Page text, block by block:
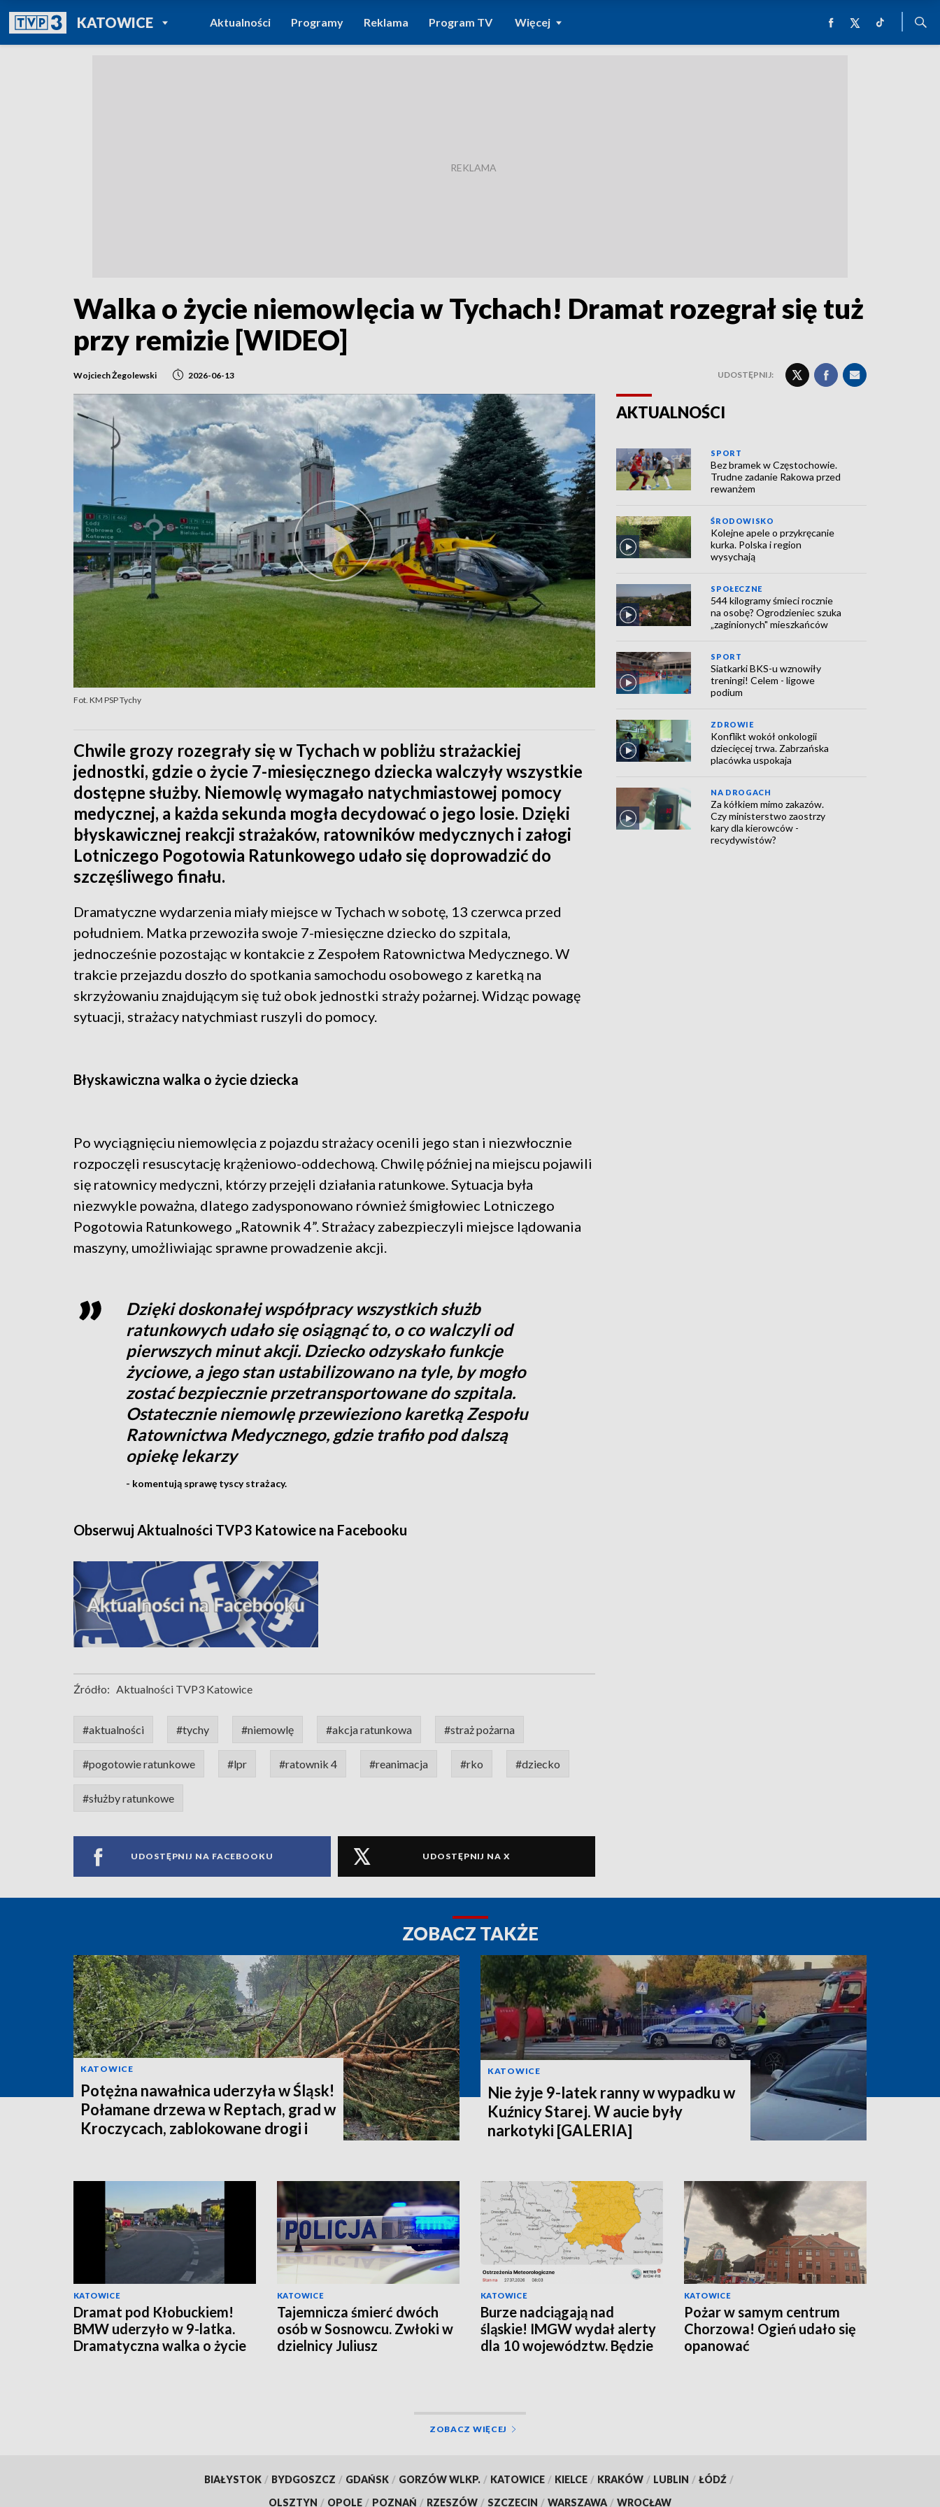
KATOWICEPOWRÓT DO
TVP REGIONY
Aktualności Programy Reklama Program TV Więcej
Walka o życie niemowlęcia w Tychach! Dramat rozegrał się tuż
przy remizie [WIDEO]
Wojciech Żegolewski 2026-06-13 UDOSTĘPNIJ:
Fot. KM PSP Tychy
Chwile grozy rozegrały się w Tychach w pobliżu strażackiej
jednostki, gdzie o życie 7-miesięcznego dziecka walczyły wszystkie
dostępne służby. Niemowlę wymagało natychmiastowej pomocy
medycznej, a każda sekunda mogła decydować o jego losie. Dzięki
błyskawicznej reakcji strażaków, ratowników medycznych i załogi
Lotniczego Pogotowia Ratunkowego udało się doprowadzić do
szczęśliwego finału.
Dramatyczne wydarzenia miały miejsce w Tychach w sobotę, 13 czerwca przed
południem. Matka przewoziła swoje 7-miesięczne dziecko do szpitala,
jednocześnie pozostając w kontakcie z Zespołem Ratownictwa Medycznego. W
trakcie przejazdu doszło do spotkania samochodu osobowego z karetką na
skrzyżowaniu znajdującym się tuż obok jednostki straży pożarnej. Widząc powagę
sytuacji, strażacy natychmiast ruszyli do pomocy.
Błyskawiczna walka o życie dziecka
Po wyciągnięciu niemowlęcia z pojazdu strażacy ocenili jego stan i niezwłocznie
rozpoczęli resuscytację krążeniowo-oddechową. Chwilę później na miejscu pojawili
się ratownicy medyczni, którzy przejęli działania ratunkowe. Sytuacja była
niezwykle poważna, dlatego zadysponowano również śmigłowiec Lotniczego
Pogotowia Ratunkowego „Ratownik 4”. Strażacy zabezpieczyli miejsce lądowania
maszyny, umożliwiając sprawne prowadzenie akcji.
Dzięki doskonałej współpracy wszystkich służb
ratunkowych udało się osiągnąć to, o co walczyli od
pierwszych minut akcji. Dziecko odzyskało funkcje
życiowe, a jego stan ustabilizowano na tyle, by mogło
zostać bezpiecznie przetransportowane do szpitala.
Ostatecznie niemowlę przewieziono karetką Zespołu
Ratownictwa Medycznego, gdzie trafiło pod dalszą
opiekę lekarzy
- komentują sprawę tyscy strażacy.
Obserwuj Aktualności TVP3 Katowice na Facebooku
Źródło: Aktualności TVP3 Katowice
#aktualności #tychy #niemowlę #akcja ratunkowa #straż pożarna
#pogotowie ratunkowe #lpr #ratownik 4 #reanimacja #rko #dziecko
#służby ratunkowe
UDOSTĘPNIJ NA FACEBOOKU UDOSTĘPNIJ NA X
AKTUALNOŚCI
SPORT
Bez bramek w Częstochowie.
Trudne zadanie Rakowa przed
rewanżem
ŚRODOWISKO
Kolejne apele o przykręcanie
kurka. Polska i region
wysychają
SPOŁECZNE
544 kilogramy śmieci rocznie
na osobę? Ogrodzieniec szuka
„zaginionych" mieszkańców
SPORT
Siatkarki BKS-u wznowiły
treningi! Celem - ligowe
podium
ZDROWIE
Konflikt wokół onkologii
dziecięcej trwa. Zabrzańska
placówka uspokaja
NA DROGACH
Za kółkiem mimo zakazów.
Czy ministerstwo zaostrzy
kary dla kierowców -
recydywistów?
ZOBACZ TAKŻE
KATOWICE
Potężna nawałnica uderzyła w Śląsk!
Połamane drzewa w Reptach, grad w
Kroczycach, zablokowane drogi i
KATOWICE
Nie żyje 9-latek ranny w wypadku w
Kuźnicy Starej. W aucie były
narkotyki [GALERIA]
KATOWICE
Dramat pod Kłobuckiem!
BMW uderzyło w 9-latka.
Dramatyczna walka o życie
KATOWICE
Tajemnicza śmierć dwóch
osób w Sosnowcu. Zwłoki w
dzielnicy Juliusz
KATOWICE
Burze nadciągają nad
śląskie! IMGW wydał alerty
dla 10 województw. Będzie
KATOWICE
Pożar w samym centrum
Chorzowa! Ogień udało się
opanować
ZOBACZ WIĘCEJ
BIAŁYSTOK / BYDGOSZCZ / GDAŃSK / GORZÓW WLKP. / KATOWICE / KIELCE / KRAKÓW / LUBLIN / ŁÓDŹ /
OLSZTYN / OPOLE / POZNAŃ / RZESZÓW / SZCZECIN / WARSZAWA / WROCŁAW